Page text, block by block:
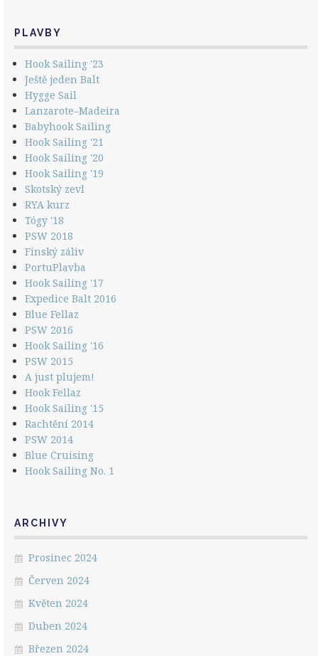
PLAVBY
Hook Sailing '23
Ještě jeden Balt
Hygge Sail
Lanzarote–Madeira
Babyhook Sailing
Hook Sailing '21
Hook Sailing '20
Hook Sailing '19
Skotský zevl
RYA kurz
Tógy '18
PSW 2018
Finský záliv
PortuPlavba
Hook Sailing '17
Expedice Balt 2016
Blue Fellaz
PSW 2016
Hook Sailing '16
PSW 2015
A just plujem!
Hook Fellaz
Hook Sailing '15
Rachtění 2014
PSW 2014
Blue Cruising
Hook Sailing No. 1
ARCHIVY
Prosinec 2024
Červen 2024
Květen 2024
Duben 2024
Březen 2024